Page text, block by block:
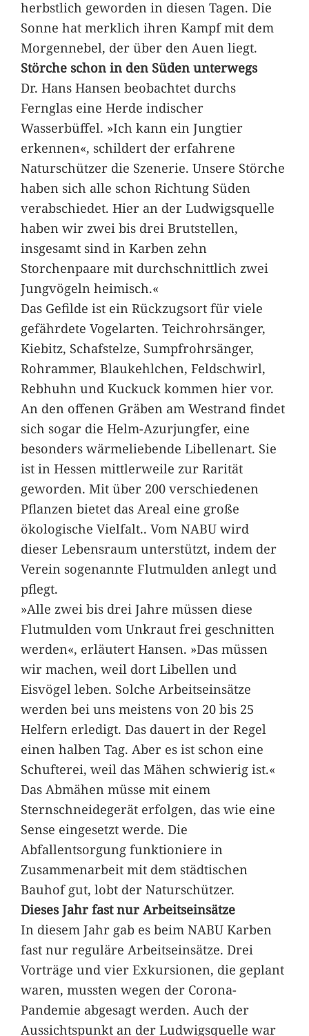
herbstlich geworden in diesen Tagen. Die
Sonne hat merklich ihren Kampf mit dem
Morgennebel, der über den Auen liegt.
Störche schon in den Süden unterwegs
Dr. Hans Hansen beobachtet durchs
Fernglas eine Herde indischer
Wasserbüffel. »Ich kann ein Jungtier
erkennen«, schildert der erfahrene
Naturschützer die Szenerie. Unsere Störche
haben sich alle schon Richtung Süden
verabschiedet. Hier an der Ludwigsquelle
haben wir zwei bis drei Brutstellen,
insgesamt sind in Karben zehn
Storchenpaare mit durchschnittlich zwei
Jungvögeln heimisch.«
Das Gefilde ist ein Rückzugsort für viele
gefährdete Vogelarten. Teichrohrsänger,
Kiebitz, Schafstelze, Sumpfrohrsänger,
Rohrammer, Blaukehlchen, Feldschwirl,
Rebhuhn und Kuckuck kommen hier vor.
An den offenen Gräben am Westrand findet
sich sogar die Helm-Azurjungfer, eine
besonders wärmeliebende Libellenart. Sie
ist in Hessen mittlerweile zur Rarität
geworden. Mit über 200 verschiedenen
Pflanzen bietet das Areal eine große
ökologische Vielfalt.. Vom NABU wird
dieser Lebensraum unterstützt, indem der
Verein sogenannte Flutmulden anlegt und
pflegt.
»Alle zwei bis drei Jahre müssen diese
Flutmulden vom Unkraut frei geschnitten
werden«, erläutert Hansen. »Das müssen
wir machen, weil dort Libellen und
Eisvögel leben. Solche Arbeitseinsätze
werden bei uns meistens von 20 bis 25
Helfern erledigt. Das dauert in der Regel
einen halben Tag. Aber es ist schon eine
Schufterei, weil das Mähen schwierig ist.«
Das Abmähen müsse mit einem
Sternschneidegerät erfolgen, das wie eine
Sense eingesetzt werde. Die
Abfallentsorgung funktioniere in
Zusammenarbeit mit dem städtischen
Bauhof gut, lobt der Naturschützer.
Dieses Jahr fast nur Arbeitseinsätze
In diesem Jahr gab es beim NABU Karben
fast nur reguläre Arbeitseinsätze. Drei
Vorträge und vier Exkursionen, die geplant
waren, mussten wegen der Corona-
Pandemie abgesagt werden. Auch der
Aussichtspunkt an der Ludwigsquelle war